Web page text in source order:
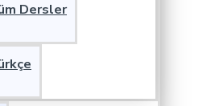
Dersler